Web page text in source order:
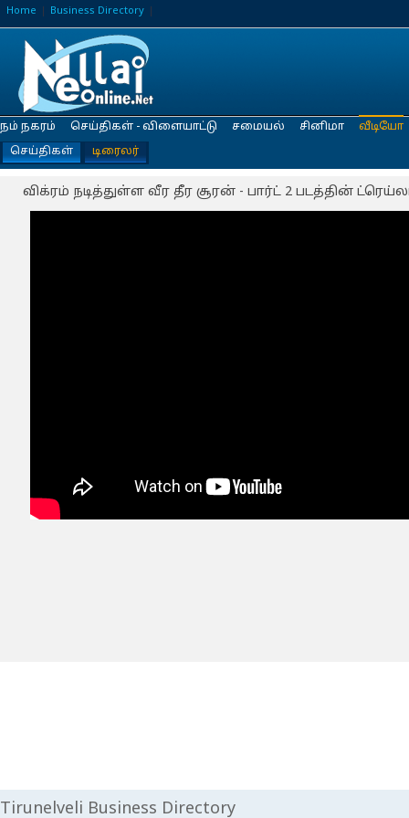
Home Business Directory
நம் நகரம் செய்திகள் - விளையாட்டு சமையல் சினிமா
வீடியோ
செய்திகள்
டிரைலர்
விக்ரம் நடித்துள்ள வீர தீர சூரன் - பார்ட் 2 படத்தின்
Tirunelveli Business Directory